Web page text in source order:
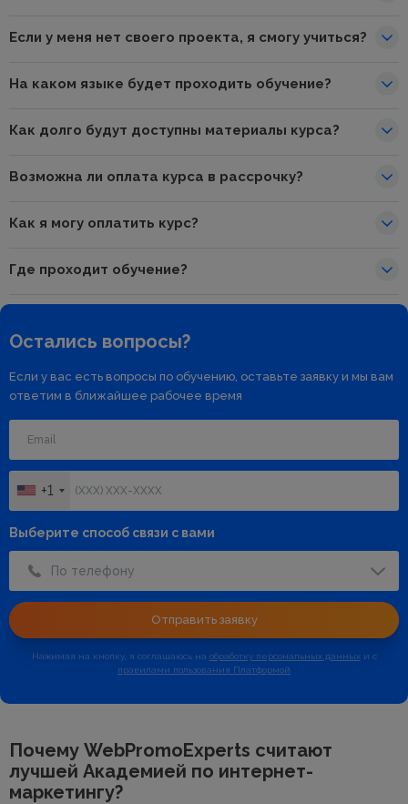
Если у меня нет своего проекта, я смогу учиться?
На каком языке будет проходить обучение?
Как долго будут доступны материалы курса?
Возможна ли оплата курса в рассрочку?
Как я могу оплатить курс?
Где проходит обучение?
Остались вопросы?
Если у вас есть вопросы по обучению, оставьте заявку и мы вам
ответим в ближайшее рабочее время
+1
Выберите способ связи с вами
По телефону
Отправить заявку
Нажимая на кнопку, я соглашаюсь на обработку персональных данныхи с
правилами пользования Платформой
Почему WebPromoExperts считают
лучшей Академией по интернет-
маркетингу?